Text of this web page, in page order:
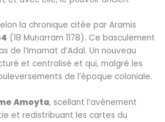
la chronique citée par Aramis
(18 Muḥarram 1178). Ce basculement
de l’Imamat d’Adal. Un nouveau
et centralisé et qui, malgré les
de l’époque coloniale.
Amoyta, scellant l’avènement
et redistribuant les cartes du